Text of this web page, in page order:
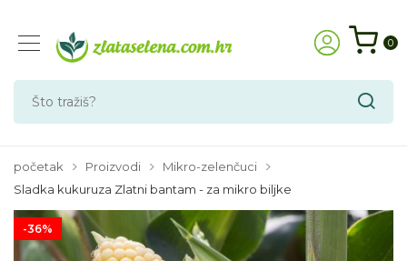
0
početak Proizvodi
Mikro-zelenčuci
Sladka kukuruza Zlatni bantam - za mikro biljke
-36%